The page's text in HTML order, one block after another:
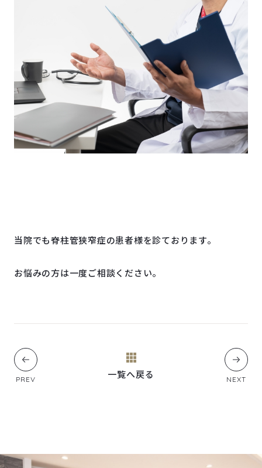
当院でも脊柱管狭窄症の患者様を診ております。
お悩みの方は一度ご相談ください。
一覧へ戻る
PREV NEXT